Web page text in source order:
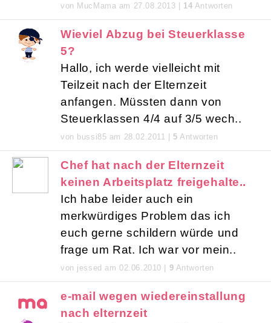
von MucMama am 27.08.2013 | 14 Antworten
Wieviel Abzug bei Steuerklasse
5?
Hallo, ich werde vielleicht mit
Teilzeit nach der Elternzeit
anfangen. Müssten dann von
Steuerklassen 4/4 auf 3/5 wech..
von bussi85 am 28.02.2011 | 5 Antworten
Chef hat nach der Elternzeit
keinen Arbeitsplatz freigehalte..
Ich habe leider auch ein
merkwürdiges Problem das ich
euch gerne schildern würde und
frage um Rat. Ich war vor mein..
von jessed am 02.06.2010 | 9 Antworten
e-mail wegen wiedereinstallung
nach elternzeit